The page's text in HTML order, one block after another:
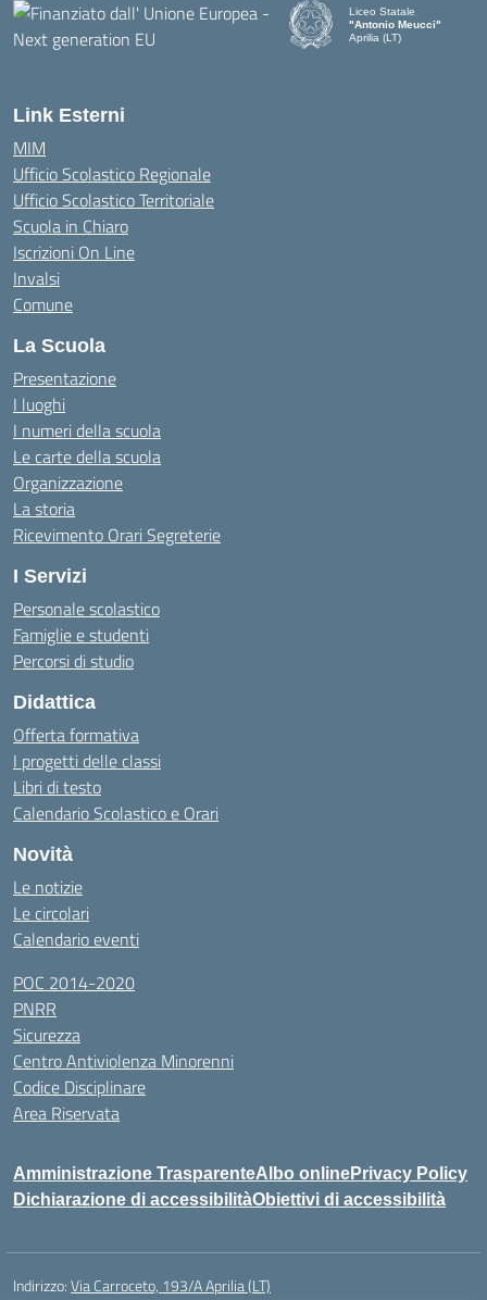
Liceo Statale
"Antonio Meucci"
Aprilia (LT)
Link Esterni
MIM
Ufficio Scolastico Regionale
Ufficio Scolastico Territoriale
Scuola in Chiaro
Iscrizioni On Line
Invalsi
Comune
La Scuola
Presentazione
I luoghi
I numeri della scuola
Le carte della scuola
Organizzazione
La storia
Ricevimento Orari Segreterie
I Servizi
Personale scolastico
Famiglie e studenti
Percorsi di studio
Didattica
Offerta formativa
I progetti delle classi
Libri di testo
Calendario Scolastico e Orari
Novità
Le notizie
Le circolari
Calendario eventi
POC 2014-2020
PNRR
Sicurezza
Centro Antiviolenza Minorenni
Codice Disciplinare
Area Riservata
Amministrazione TrasparenteAlbo onlinePrivacy Policy
Dichiarazione di accessibilitàObiettivi di accessibilità
Indirizzo:Via Carroceto, 193/A Aprilia (LT)